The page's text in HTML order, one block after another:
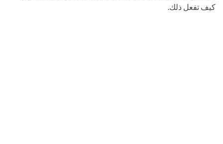
كيف تفعل ذلك.